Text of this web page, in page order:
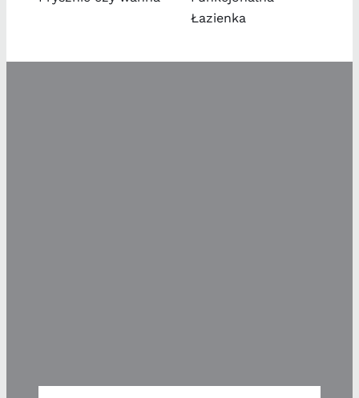
Łazienka